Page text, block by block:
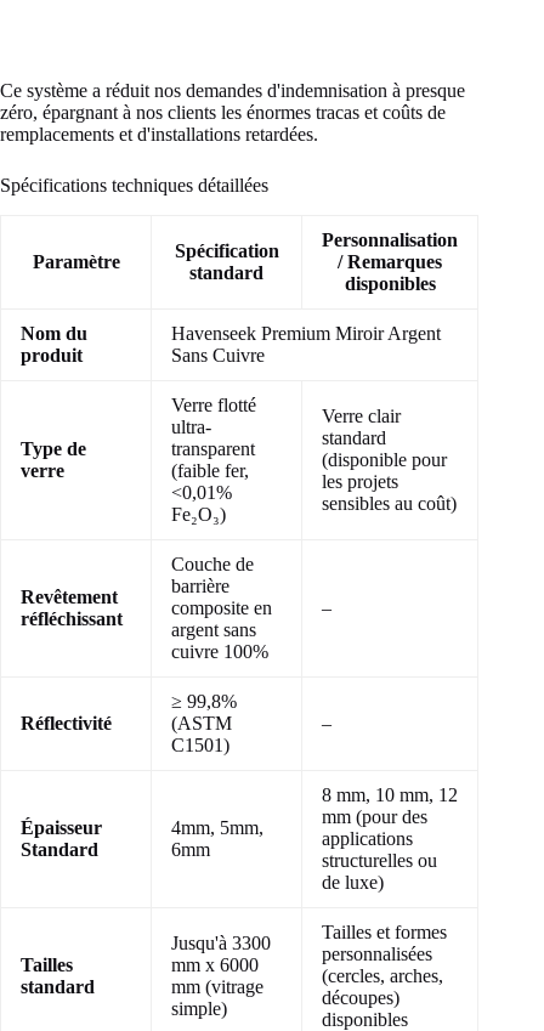
Ce système a réduit nos demandes d'indemnisation à presque
zéro, épargnant à nos clients les énormes tracas et coûts de
remplacements et d'installations retardées.
Spécifications techniques détaillées
Paramètre
Spécification
standard
Personnalisation
/ Remarques
disponibles
Nom du
produit
Havenseek Premium Miroir Argent
Sans Cuivre
Type de
verre
Verre flotté
ultra-
transparent
(faible fer,
<0,01%
Fe₂O₃)
Verre clair
standard
(disponible pour
les projets
sensibles au coût)
Revêtement
réfléchissant
Couche de
barrière
composite en
argent sans
cuivre 100%
–
Réflectivité
≥ 99,8%
(ASTM
C1501)
–
Épaisseur
Standard
4mm, 5mm,
6mm
8 mm, 10 mm, 12
mm (pour des
applications
structurelles ou
de luxe)
Tailles
standard
Jusqu'à 3300
mm x 6000
mm (vitrage
simple)
Tailles et formes
personnalisées
(cercles, arches,
découpes)
disponibles